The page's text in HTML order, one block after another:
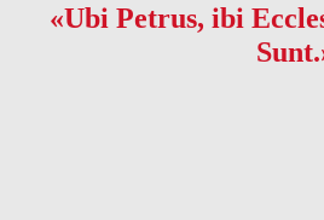
«Ubi Petrus, ibi